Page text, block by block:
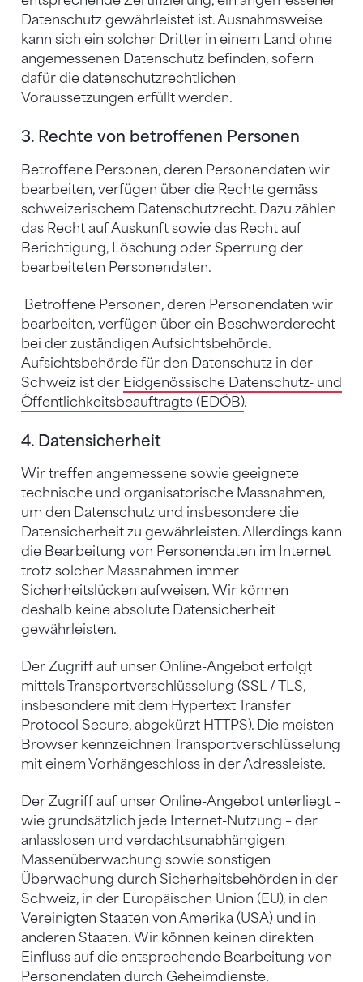
Datenschutz gewährleistet ist. Ausnahmsweise
kann sich ein solcher Dritter in einem Land ohne
angemessenen Datenschutz befinden, sofern
dafür die datenschutzrechtlichen
Voraussetzungen erfüllt werden.
3. Rechte von betroffenen Personen
Betroffene Personen, deren Personendaten wir
bearbeiten, verfügen über die Rechte gemäss
schweizerischem Datenschutzrecht. Dazu zählen
das Recht auf Auskunft sowie das Recht auf
Berichtigung, Löschung oder Sperrung der
bearbeiteten Personendaten.
Betroffene Personen, deren Personendaten wir
bearbeiten, verfügen über ein Beschwerderecht
bei der zuständigen Aufsichtsbehörde.
Aufsichtsbehörde für den Datenschutz in der
Schweiz ist der Eidgenössische Datenschutz- und
Öffentlichkeitsbeauftragte (EDÖB).
4. Datensicherheit
Wir treffen angemessene sowie geeignete
technische und organisatorische Massnahmen,
um den Datenschutz und insbesondere die
Datensicherheit zu gewährleisten. Allerdings kann
die Bearbeitung von Personendaten im Internet
trotz solcher Massnahmen immer
Sicherheitslücken aufweisen. Wir können
deshalb keine absolute Datensicherheit
gewährleisten.
Der Zugriff auf unser Online-Angebot erfolgt
mittels Transportverschlüsselung (SSL / TLS,
insbesondere mit dem Hypertext Transfer
Protocol Secure, abgekürzt HTTPS). Die meisten
Browser kennzeichnen Transportverschlüsselung
mit einem Vorhängeschloss in der Adressleiste.
Der Zugriff auf unser Online-Angebot unterliegt –
wie grundsätzlich jede Internet-Nutzung – der
anlasslosen und verdachtsunabhängigen
Massenüberwachung sowie sonstigen
Überwachung durch Sicherheitsbehörden in der
Schweiz, in der Europäischen Union (EU), in den
Vereinigten Staaten von Amerika (USA) und in
anderen Staaten. Wir können keinen direkten
Einfluss auf die entsprechende Bearbeitung von
Personendaten durch Geheimdienste,